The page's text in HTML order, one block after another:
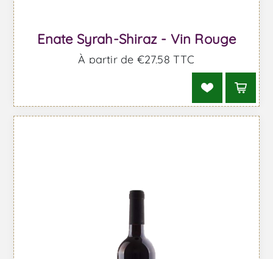
Enate Syrah-Shiraz - Vin Rouge
À partir de €27,58 TTC